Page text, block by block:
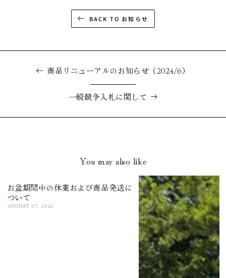
BACK TO お知らせ
商品リニューアルのお知らせ（2024/6）
一般競争入札に関して
You may also like
お盆期間中の休業および商品発送に
ついて
AUGUST 07, 2026